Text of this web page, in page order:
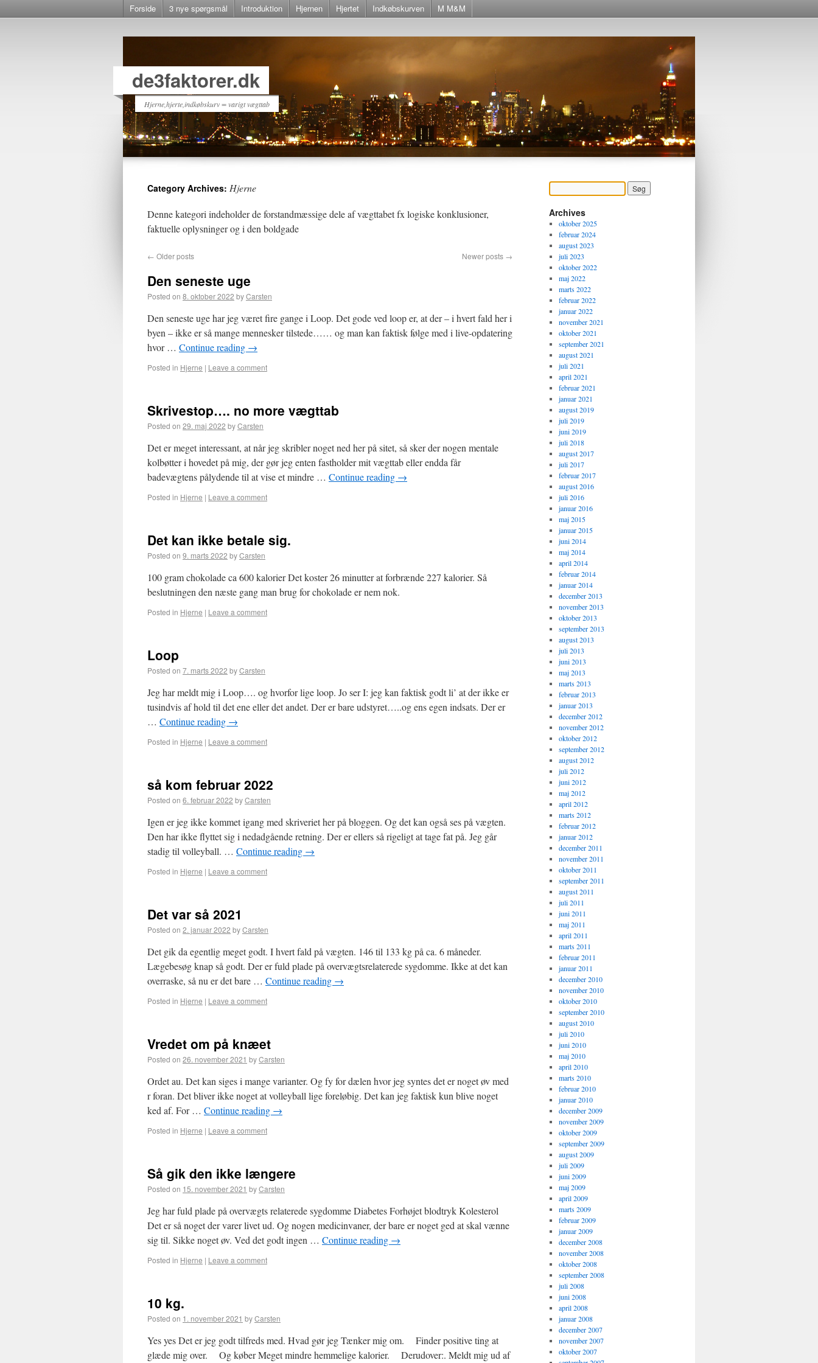
Forside 3 nye spørgsmål Introduktion Hjernen Hjertet Indkøbskurven M M&M
de3faktorer.dk
Hjerne,hjerte,indkøbskurv = varigt vægttab
Category Archives: Hjerne
Denne kategori indeholder de forstandmæssige dele af vægttabet fx logiske konklusioner,
faktuelle oplysninger og i den boldgade
← Older posts Newer posts →
Den seneste uge
Posted on 8. oktober 2022 byCarsten
Den seneste uge har jeg været fire gange i Loop. Det gode ved loop er, at der – i hvert fald her i
byen – ikke er så mange mennesker tilstede…… og man kan faktisk følge med i live-opdatering
hvor … Continue reading →
Posted in Hjerne | Leave a comment
Skrivestop…. no more vægttab
Posted on 29. maj 2022 byCarsten
Det er meget interessant, at når jeg skribler noget ned her på sitet, så sker der nogen mentale
kolbøtter i hovedet på mig, der gør jeg enten fastholder mit vægttab eller endda får
badevægtens pålydende til at vise et mindre … Continue reading →
Posted in Hjerne | Leave a comment
Det kan ikke betale sig.
Posted on 9. marts 2022 byCarsten
100 gram chokolade ca 600 kalorier Det koster 26 minutter at forbrænde 227 kalorier. Så
beslutningen den næste gang man brug for chokolade er nem nok.
Posted in Hjerne | Leave a comment
Loop
Posted on 7. marts 2022 byCarsten
Jeg har meldt mig i Loop…. og hvorfor lige loop. Jo ser I: jeg kan faktisk godt li’ at der ikke er
tusindvis af hold til det ene eller det andet. Der er bare udstyret…..og ens egen indsats. Der er
… Continue reading →
Posted in Hjerne | Leave a comment
så kom februar 2022
Posted on 6. februar 2022 byCarsten
Igen er jeg ikke kommet igang med skriveriet her på bloggen. Og det kan også ses på vægten.
Den har ikke flyttet sig i nedadgående retning. Der er ellers så rigeligt at tage fat på. Jeg går
stadig til volleyball. … Continue reading →
Posted in Hjerne | Leave a comment
Det var så 2021
Posted on 2. januar 2022 byCarsten
Det gik da egentlig meget godt. I hvert fald på vægten. 146 til 133 kg på ca. 6 måneder.
Lægebesøg knap så godt. Der er fuld plade på overvægtsrelaterede sygdomme. Ikke at det kan
overraske, så nu er det bare … Continue reading →
Posted in Hjerne | Leave a comment
Vredet om på knæet
Posted on 26. november 2021 byCarsten
Ordet au. Det kan siges i mange varianter. Og fy for dælen hvor jeg syntes det er noget øv med
r foran. Det bliver ikke noget at volleyball lige foreløbig. Det kan jeg faktisk kun blive noget
ked af. For … Continue reading →
Posted in Hjerne | Leave a comment
Så gik den ikke længere
Posted on 15. november 2021 byCarsten
Jeg har fuld plade på overvægts relaterede sygdomme Diabetes Forhøjet blodtryk Kolesterol
Det er så noget der varer livet ud. Og nogen medicinvaner, der bare er noget ged at skal vænne
sig til. Sikke noget øv. Ved det godt ingen … Continue reading →
Posted in Hjerne | Leave a comment
10 kg.
Posted on 1. november 2021 byCarsten
Yes yes Det er jeg godt tilfreds med. Hvad gør jeg Tænker mig om. Finder positive ting at
glæde mig over. Og køber Meget mindre hemmelige kalorier. Derudover:. Meldt mig ud af
Archives
oktober 2025
februar 2024
august 2023
juli 2023
oktober 2022
maj 2022
marts 2022
februar 2022
januar 2022
november 2021
oktober 2021
september 2021
august 2021
juli 2021
april 2021
februar 2021
januar 2021
august 2019
juli 2019
juni 2019
juli 2018
august 2017
juli 2017
februar 2017
august 2016
juli 2016
januar 2016
maj 2015
januar 2015
juni 2014
maj 2014
april 2014
februar 2014
januar 2014
december 2013
november 2013
oktober 2013
september 2013
august 2013
juli 2013
juni 2013
maj 2013
marts 2013
februar 2013
januar 2013
december 2012
november 2012
oktober 2012
september 2012
august 2012
juli 2012
juni 2012
maj 2012
april 2012
marts 2012
februar 2012
januar 2012
december 2011
november 2011
oktober 2011
september 2011
august 2011
juli 2011
juni 2011
maj 2011
april 2011
marts 2011
februar 2011
januar 2011
december 2010
november 2010
oktober 2010
september 2010
august 2010
juli 2010
juni 2010
maj 2010
april 2010
marts 2010
februar 2010
januar 2010
december 2009
november 2009
oktober 2009
september 2009
august 2009
juli 2009
juni 2009
maj 2009
april 2009
marts 2009
februar 2009
januar 2009
december 2008
november 2008
oktober 2008
september 2008
juli 2008
juni 2008
april 2008
januar 2008
december 2007
november 2007
oktober 2007